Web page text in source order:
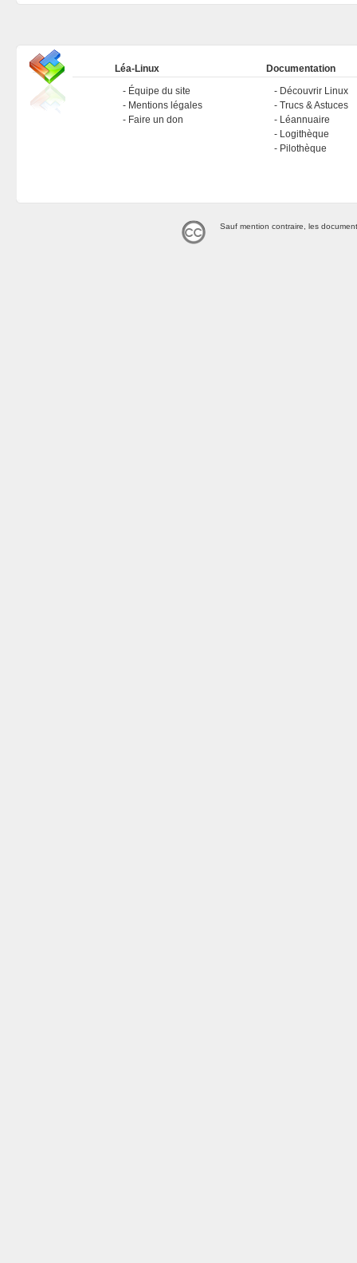
Léa-Linux
Équipe du site
Mentions légales
Faire un don
Documentation
Découvrir Linux
Trucs & Astuces
Léannuaire
Logithèque
Pilothèque
Sauf mention contraire, les